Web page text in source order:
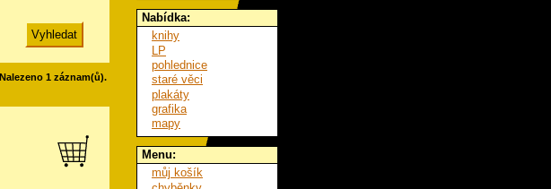
Nalezeno 1 záznam(ů).
Nabídka:
knihy
LP
pohlednice
staré věci
plakáty
grafika
mapy
Menu:
můj košík